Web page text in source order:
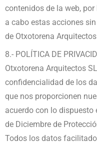
contenidos de la web,
a cabo estas acciones
de Otxotorena Arquitectos
8.- POLÍTICA DE
Otxotorena Arquitectos
confidencialidad de los
que nos proporcionen
acuerdo con lo dispuesto
de Diciembre de
Todos los datos